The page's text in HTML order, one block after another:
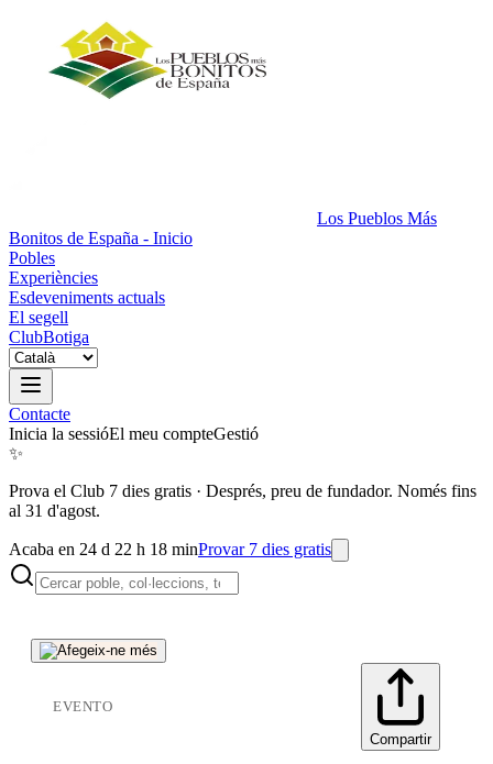
Los Pueblos Más
Bonitos de España - Inicio
Pobles
Experiències
Esdeveniments actuals
El segell
ClubBotiga
Contacte
Inicia la sessióEl meu compteGestió
✨
Prova el Club 7 dies gratis · Després, preu de fundador. Només fins
al 31 d'agost.
Acaba en 24 d 22 h 18 minProvar 7 dies gratis
EVENTO
Compartir